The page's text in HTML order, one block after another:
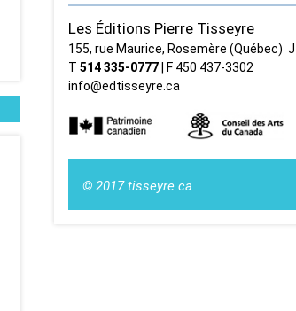
Les Éditions Pierre Tisseyre
155, rue Maurice, Rosemère (Québec)
T 514 335‑0777| F 450 437‑3302
info@edtisseyre.ca
© 2017 tisseyre.ca